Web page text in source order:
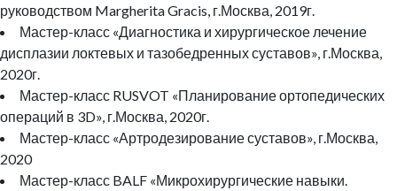
руководством Margherita Gracis, г.Москва, 2019г.
Мастер-класс «Диагностика и хирургическое лечение
дисплазии локтевых и тазобедренных суставов», г.Москва,
2020г.
Мастер-класс RUSVOT «Планирование ортопедических
операций в 3D», г.Москва, 2020г.
Мастер-класс «Артродезирование суставов», г.Москва,
2020
Мастер-класс BALF «Микрохирургические навыки.